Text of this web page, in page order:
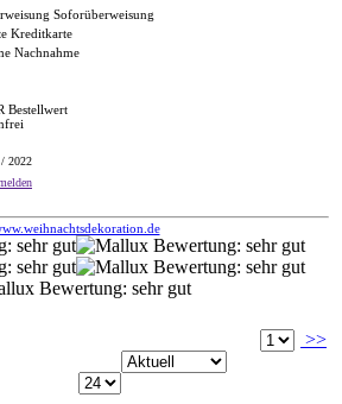
Soforüberweisung
Kreditkarte
Nachnahme
Bestellwert
/ 2022
>>